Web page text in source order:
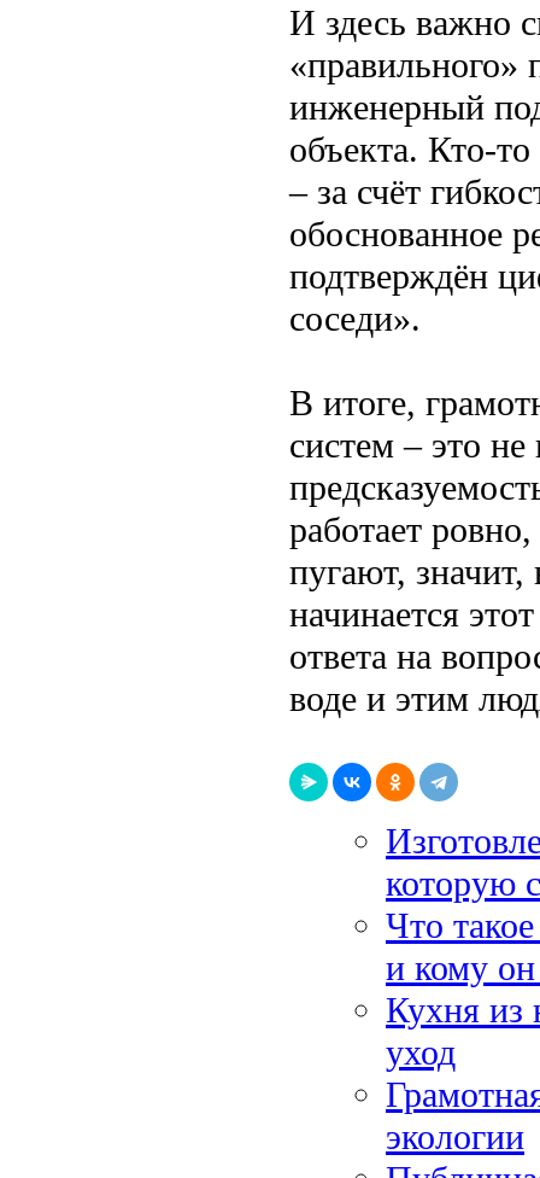
И здесь важно
«правильного»
инженерный
объекта. Кто-
– за счёт
обоснованное
подтверждён
соседи».
В итоге,
систем – это
работает
пугают,
начинается
ответа на
воде и этим
которую
Что
и кому
Кухня из
уход
экологии